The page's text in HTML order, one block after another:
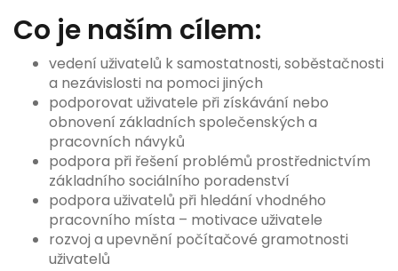
Co je naším cílem:
vedení uživatelů k samostatnosti, soběstačnosti
a nezávislosti na pomoci jiných
podporovat uživatele při získávání nebo
obnovení základních společenských a
pracovních návyků
podpora při řešení problémů prostřednictvím
základního sociálního poradenství
podpora uživatelů při hledání vhodného
pracovního místa – motivace uživatele
rozvoj a upevnění počítačové gramotnosti
uživatelů